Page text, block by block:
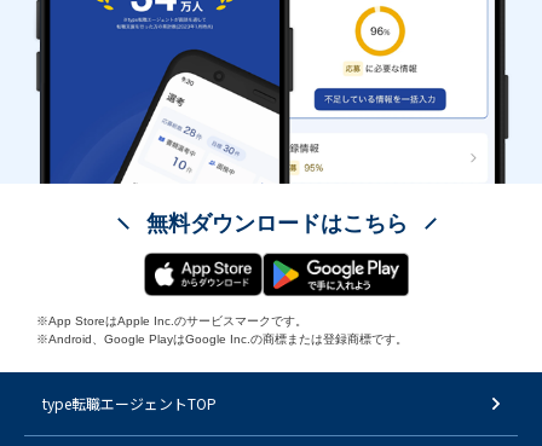
無料ダウンロードはこちら
※App StoreはApple Inc.のサービスマークです。
※Android、Google PlayはGoogle Inc.の商標または登録商標です。
type転職エージェントTOP